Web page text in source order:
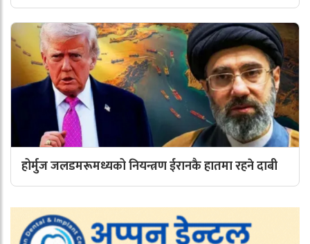
होर्मुज जलडमरूमध्यको नियन्त्रण ईरानकै हातमा रहने दाबी